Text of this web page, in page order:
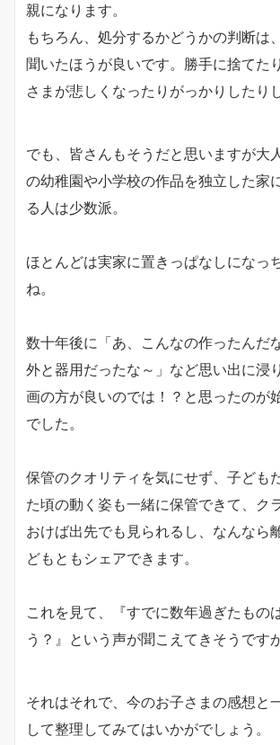
親になります。
もちろん、処分するかどうかの判断は
聞いたほうが良いです。勝手に捨てた
さまが悲しくなったりがっかりしたり
でも、皆さんもそうだと思いますが大
の幼稚園や小学校の作品を独立した家
る人は少数派。
ほとんどは実家に置きっぱなしになっ
ね。
数十年後に「あ、こんなの作ったんだ
外と器用だったな～」など思い出に浸
画の方が良いのでは！？と思ったのが
でした。
保管のクオリティを気にせず、子ども
た頃の動く姿も一緒に保管できて、ク
おけば出先でも見られるし、なんなら
どもともシェアできます。
これを見て、『すでに数年過ぎたもの
う？』という声が聞こえてきそうです
それはそれで、今のお子さまの感想と
して整理してみてはいかがでしょう。